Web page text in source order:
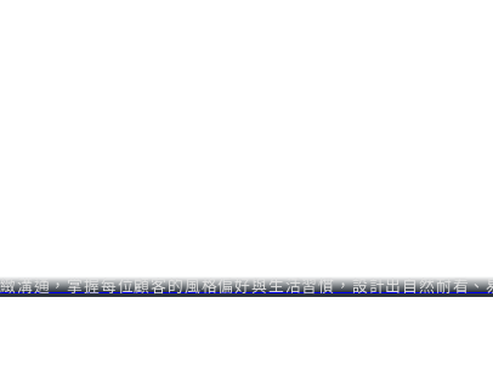
通，掌握每位顧客的風格偏好與生活習慣，設計出自然耐看